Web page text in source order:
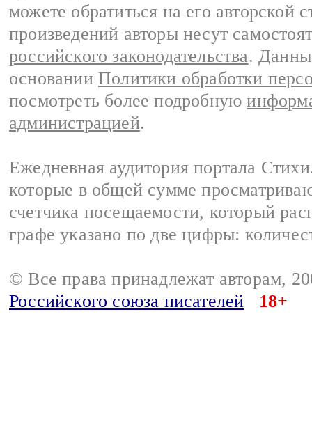
можете обратиться на его авторской
произведений авторы несут
российского законодательства.
основании Политики обработки
посмотреть более подробную
администрацией.
Ежедневная аудитория портала
которые в общей сумме
счетчика посещаемости, который
графе указано по две цифры:
© Все права принадлежат авторам,
Российского союза писателей
18+